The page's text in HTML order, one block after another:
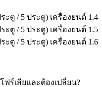
ระตู / 5 ประตู) เครื่องยนต์ 1.4
ระตู / 5 ประตู) เครื่องยนต์ 1.5
ระตู / 5 ประตู) เครื่องยนต์ 1.6
ฟร์เสียและต้องเปลี่ยน?